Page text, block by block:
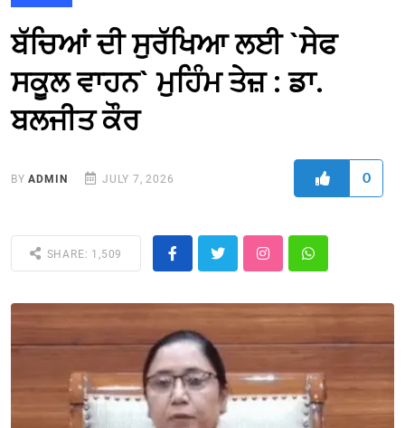
ਬੱਚਿਆਂ ਦੀ ਸੁਰੱਖਿਆ ਲਈ `ਸੇਫ
ਸਕੂਲ ਵਾਹਨ` ਮੁਹਿੰਮ ਤੇਜ਼ : ਡਾ.
ਬਲਜੀਤ ਕੌਰ
BYADMIN JULY 7, 2026 0
SHARE: 1,509